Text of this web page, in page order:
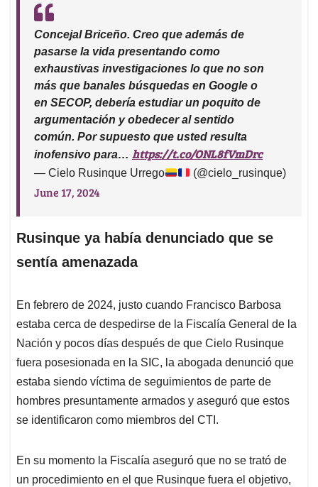
Concejal Briceño. Creo que además de
pasarse la vida presentando como
exhaustivas investigaciones lo que no son
más que banales búsquedas en Google o
en SECOP, debería estudiar un poquito de
argumentación y obedecer al sentido
común. Por supuesto que usted resulta
inofensivo para… https://t.co/ONL8fVmDrc
— Cielo Rusinque Urrego (@cielo_rusinque)
June 17, 2024
Rusinque ya había denunciado que se
sentía amenazada
En febrero de 2024, justo cuando Francisco Barbosa
estaba cerca de despedirse de la Fiscalía General de la
Nación y pocos días después de que Cielo Rusinque
fuera posesionada en la SIC, la abogada denunció que
estaba siendo víctima de seguimientos de parte de
hombres presuntamente armados y aseguró que estos
se identificaron como miembros del CTI.
En su momento la Fiscalía aseguró que no se trató de
un procedimiento en el que Rusinque fuera el objetivo,